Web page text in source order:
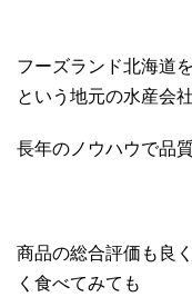
フーズランド北海道
という地元の水産会
長年のノウハウで品
商品の総合評価も良
く食べてみても